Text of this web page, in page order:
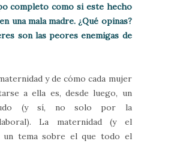
completo como si este hecho
una mala madre. ¿Qué opinas?
son las peores enemigas de
y de cómo cada mujer
a ella es, desde luego, un
(y sí, no solo por la
La maternidad (y el
un tema sobre el que todo el